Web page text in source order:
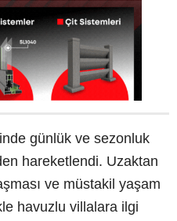
günlük ve sezonluk
hareketlendi. Uzaktan
ve müstakil yaşam
havuzlu villalara ilgi